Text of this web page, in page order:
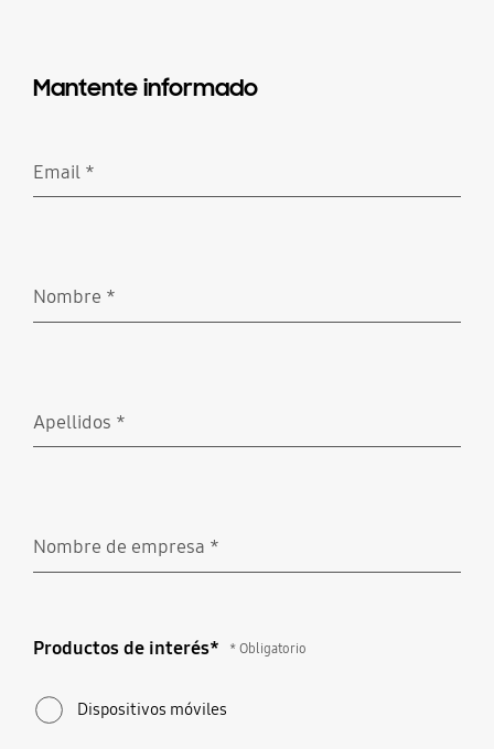
Mantente informado
Email *
Nombre *
Apellidos *
Nombre de empresa *
Productos de interés* * Obligatorio
Dispositivos móviles